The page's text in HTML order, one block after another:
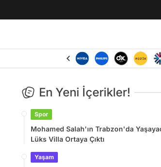
En Yeni İçerikler!
Spor
Mohamed Salah'ın Trabzon'da
Lüks Villa Ortaya Çıktı
Yaşam